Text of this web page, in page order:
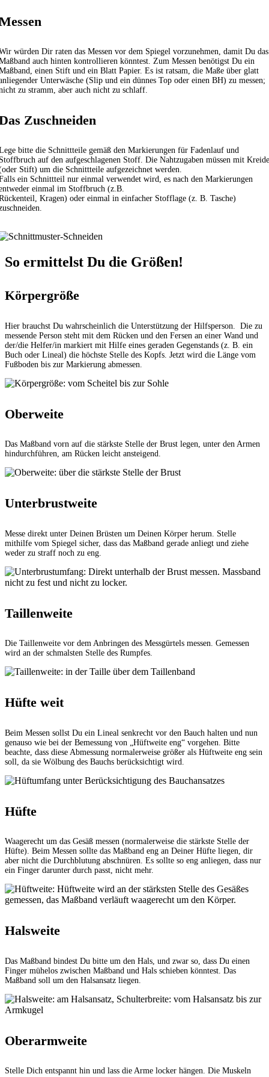
würden Dir raten das Messen vor dem Spiegel vorzunehmen, damit Du das
auch hinten kontrollieren könntest. Zum Messen benötigst Du ein
einen Stift und ein Blatt Papier. Es ist ratsam, die Maße über glatt
Unterwäsche (Slip und ein dünnes Top oder einen BH) zu messen;
zu stramm, aber auch nicht zu schlaff.
Zuschneiden
bitte die Schnittteile gemäß den Markierungen für Fadenlauf und
auf den aufgeschlagenen Stoff. Die Nahtzugaben müssen mit Kreide
Stift) um die Schnittteile aufgezeichnet werden.
ein Schnittteil nur einmal verwendet wird, es nach den Markierungen
einmal im Stoffbruch (z.B.
Kragen) oder einmal in einfacher Stofflage (z. B. Tasche)
So ermittelst Du die Größen!
Körpergröße
Hier brauchst Du wahrscheinlich die Unterstützung der Hilfsperson. Die zu
messende Person steht mit dem Rücken und den Fersen an einer Wand und
der/die Helfer/in markiert mit Hilfe eines geraden Gegenstands (z. B. ein
Buch oder Lineal) die höchste Stelle des Kopfs. Jetzt wird die Länge vom
Fußboden bis zur Markierung abmessen.
Oberweite
Das Maßband vorn auf die stärkste Stelle der Brust legen, unter den Armen
hindurchführen, am Rücken leicht ansteigend.
Unterbrustweite
Messe direkt unter Deinen Brüsten um Deinen Körper herum. Stelle
mithilfe vom Spiegel sicher, dass das Maßband gerade anliegt und ziehe
weder zu straff noch zu eng.
Taillenweite
Die Taillenweite vor dem Anbringen des Messgürtels messen. Gemessen
wird an der schmalsten Stelle des Rumpfes.
Hüfte weit
Beim Messen sollst Du ein Lineal senkrecht vor den Bauch halten und nun
genauso wie bei der Bemessung von „Hüftweite eng“ vorgehen. Bitte
beachte, dass diese Abmessung normalerweise größer als Hüftweite eng sein
soll, da sie Wölbung des Bauchs berücksichtigt wird.
Hüfte
Waagerecht um das Gesäß messen (normalerweise die stärkste Stelle der
Hüfte). Beim Messen sollte das Maßband eng an Deiner Hüfte liegen, dir
aber nicht die Durchblutung abschnüren. Es sollte so eng anliegen, dass nur
ein Finger darunter durch passt, nicht mehr.
Halsweite
Das Maßband bindest Du bitte um den Hals, und zwar so, dass Du einen
Finger mühelos zwischen Maßband und Hals schieben könntest. Das
Maßband soll um den Halsansatz liegen.
Oberarmweite
Stelle Dich entspannt hin und lass die Arme locker hängen. Die Muskeln